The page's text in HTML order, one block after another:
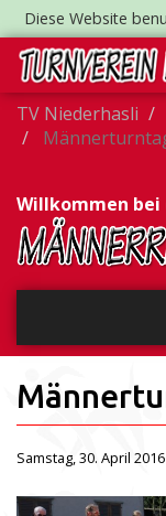
Diese Website
TV Niederhasli
Willkommen bei
Samstag, 30. April 2016